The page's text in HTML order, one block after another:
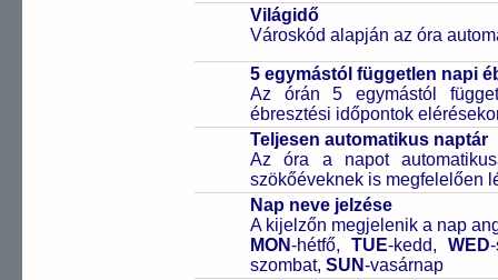
Világidő
Városkód alapján az óra
5 egymástól független napi
Az órán 5 egymástól
ébresztési időpontok
Teljesen automatikus naptár
Az óra a napot
szökőéveknek is megfelelően
Nap neve jelzése
A kijelzőn megjelenik a nap
MON-hétfő, TUE-kedd, WED
szombat, SUN-vasárnap